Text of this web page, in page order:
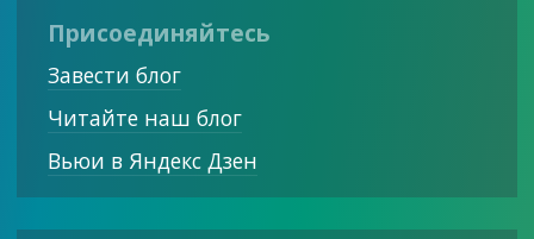
Присоединяйтесь
Завести блог
Читайте наш блог
Вьюи в Яндекс Дзен